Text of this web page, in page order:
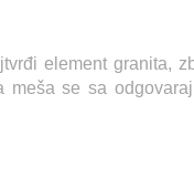
element granita,
se sa